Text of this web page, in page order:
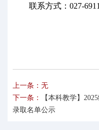
联系方式： 027-
上一条：无
下一条：
【本科教学】
录取名单公示